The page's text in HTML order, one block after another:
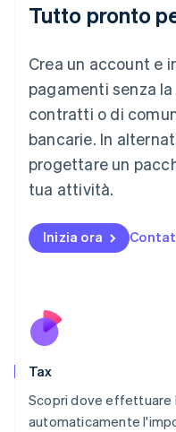
Tutto pronto
Crea un account e
pagamenti senza
contratti o di
bancarie. In
progettare un
tua attività.
Inizia ora
Tax
Scopri dove effettuare
automaticamente
Lettonia
English
DeutschEnglish
Lituania
Français DeutschEnglish
Malaysia
English 简体中文
Malta
Messico
EspañolEnglish
English
Paesi Bassi
English
Portogallo